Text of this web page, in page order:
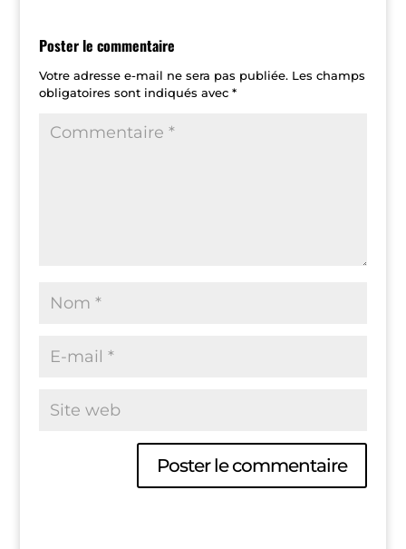
Poster le commentaire
Votre adresse e-mail ne sera pas publiée. Les champs
obligatoires sont indiqués avec *